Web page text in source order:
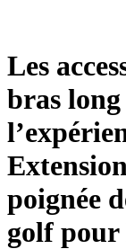
Les
bras
poignée
golf pour